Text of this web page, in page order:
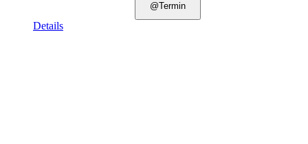
@Termin
Details